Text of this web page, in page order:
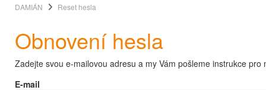
DAMIÁN Reset hesla
Obnovení hesla
Zadejte svou e-mailovou adresu a my Vám pošleme instrukce pro
E-mail